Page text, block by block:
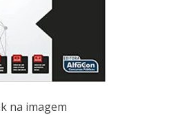
na imagem